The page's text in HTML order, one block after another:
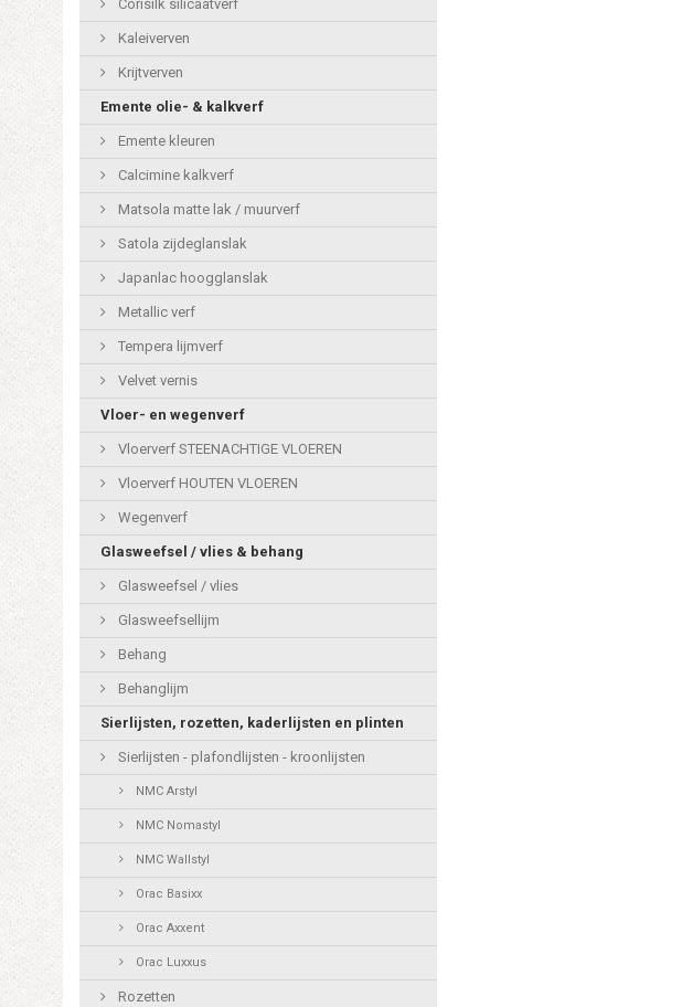
Corisilk silicaatverf
Kaleiverven
Krijtverven
Emente olie- & kalkverf
Emente kleuren
Calcimine kalkverf
Matsola matte lak / muurverf
Satola zijdeglanslak
Japanlac hoogglanslak
Metallic verf
Tempera lijmverf
Velvet vernis
Vloer- en wegenverf
Vloerverf STEENACHTIGE VLOEREN
Vloerverf HOUTEN VLOEREN
Wegenverf
Glasweefsel / vlies & behang
Glasweefsel / vlies
Glasweefsellijm
Behang
Behanglijm
Sierlijsten, rozetten, kaderlijsten en plinten
Sierlijsten - plafondlijsten - kroonlijsten
NMC Arstyl
NMC Nomastyl
NMC Wallstyl
Orac Basixx
Orac Axxent
Orac Luxxus
Rozetten